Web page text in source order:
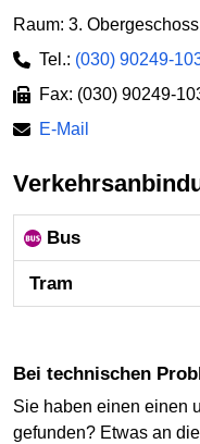
Raum: 3.
Tel.: (030) 90249-
Fax: (030) 90249-
E-Mail
Bus
Tram
bei technischen
Sie haben einen einen
gefunden? Etwas an